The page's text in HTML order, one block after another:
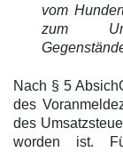
vom
zum
Nach § 5
des
des
worden ist.